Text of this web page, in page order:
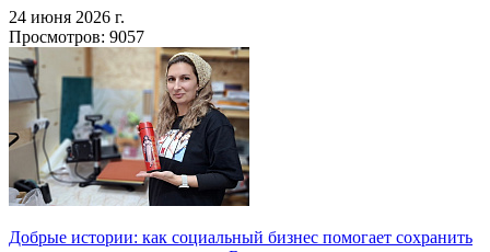
24 июня 2026 г.
Просмотров: 9057
Добрые истории: как социальный бизнес помогает сохранить